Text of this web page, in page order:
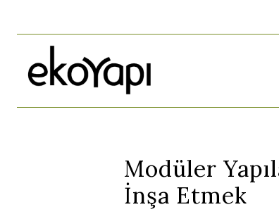
Modüler
İnşa Etmek